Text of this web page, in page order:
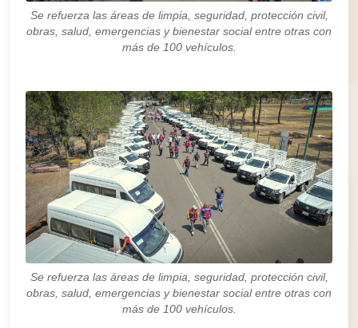
Se refuerza las áreas de limpia, seguridad, protección civil,
obras, salud, emergencias y bienestar social entre otras con
más de 100 vehículos.
Se refuerza las áreas de limpia, seguridad, protección civil,
obras, salud, emergencias y bienestar social entre otras con
más de 100 vehículos.